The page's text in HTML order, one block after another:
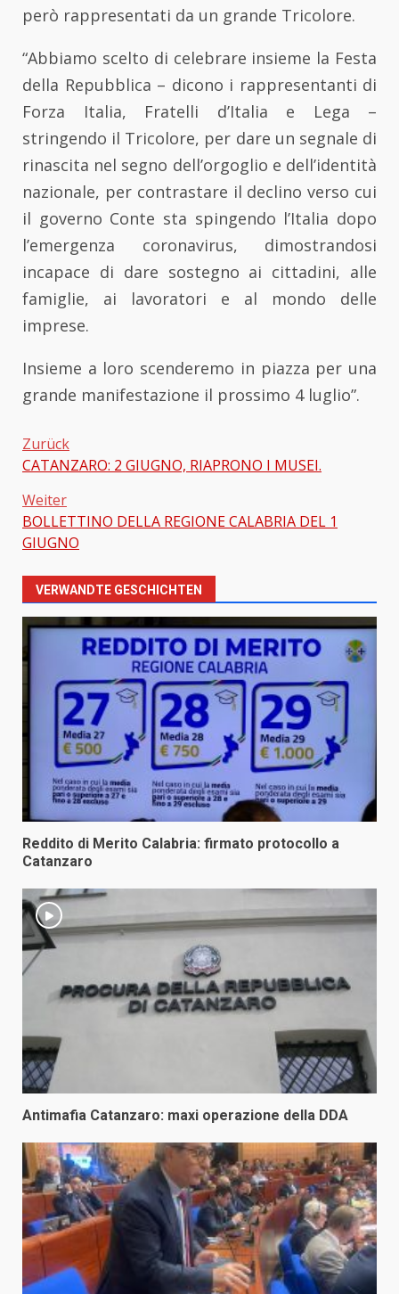
però rappresentati da un grande Tricolore.
“Abbiamo scelto di celebrare insieme la Festa
della Repubblica – dicono i rappresentanti di
Forza Italia, Fratelli d’Italia e Lega –
stringendo il Tricolore, per dare un segnale di
rinascita nel segno dell’orgoglio e dell’identità
nazionale, per contrastare il declino verso cui
il governo Conte sta spingendo l’Italia dopo
l’emergenza coronavirus, dimostrandosi
incapace di dare sostegno ai cittadini, alle
famiglie, ai lavoratori e al mondo delle
imprese.
Insieme a loro scenderemo in piazza per una
grande manifestazione il prossimo 4 luglio”.
Beitragsnavigation
Zurück
CATANZARO: 2 GIUGNO, RIAPRONO I MUSEI.
Weiter
BOLLETTINO DELLA REGIONE CALABRIA DEL 1
GIUGNO
VERWANDTE GESCHICHTEN
Reddito di Merito Calabria: firmato protocollo a
Catanzaro
Antimafia Catanzaro: maxi operazione della DDA